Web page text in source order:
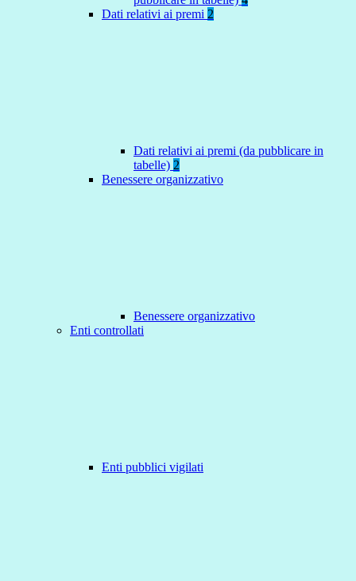
Dati relativi ai premi 2
Dati relativi ai premi (da pubblicare in
tabelle) 2
Benessere organizzativo
Benessere organizzativo
Enti controllati
Enti pubblici vigilati